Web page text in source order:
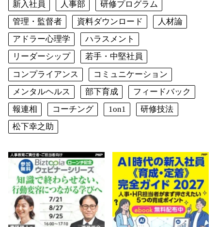
新入社員 人事部
研修プログラム
管理・監督者
資料ダウンロード
人材論
アドラー心理学
ハラスメント
リーダーシップ
若手・中堅社員
コンプライアンス
コミュニケーション
メンタルヘルス
部下育成
フィードバック
報連相
コーチング 1on1
研修技法
松下幸之助